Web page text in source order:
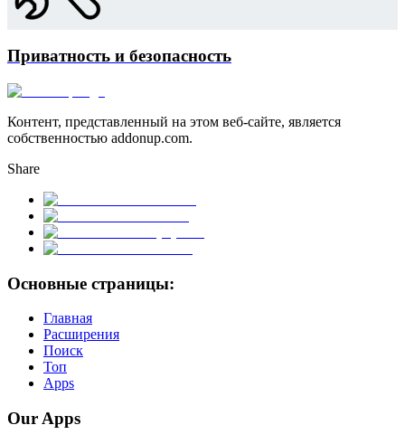
Приватность и безопасность
Контент, представленный на этом веб-сайте, является
собственностью addonup.com.
Share
Основные страницы:
Главная
Расширения
Поиск
Топ
Apps
Our Apps